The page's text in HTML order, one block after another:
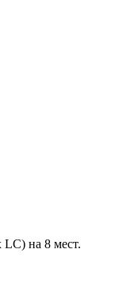
LC) на 8 мест.